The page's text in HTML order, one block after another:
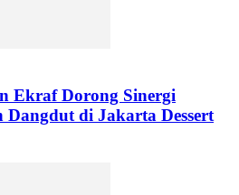
Ekraf Dorong Sinergi
di Jakarta Dessert